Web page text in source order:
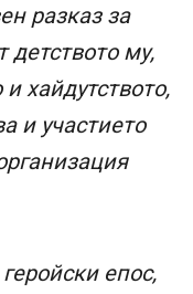
разказ за
детството му,
хайдутството,
и участието
епос,